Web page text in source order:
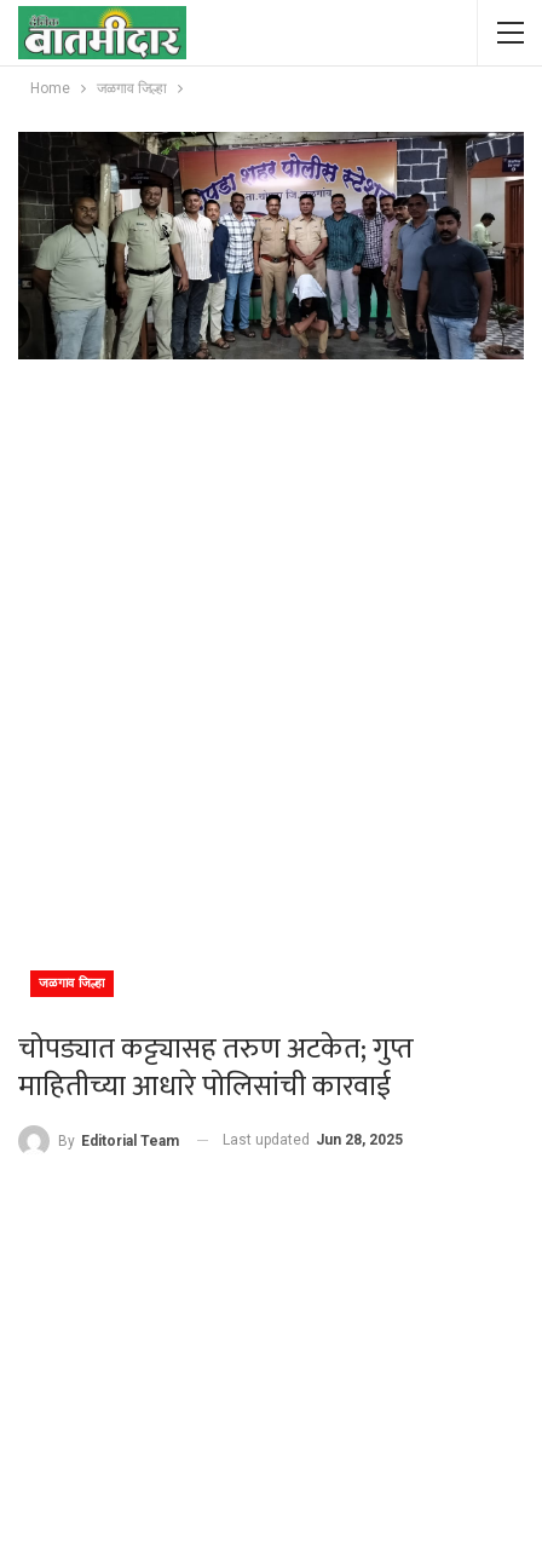
Home जळगाव जिल्हा
जळगाव जिल्हा
चोपड्यात कट्ट्यासह तरुण अटकेत; गुप्त
माहितीच्या आधारे पोलिसांची कारवाई
By Editorial Team Last updated Jun 28, 2025